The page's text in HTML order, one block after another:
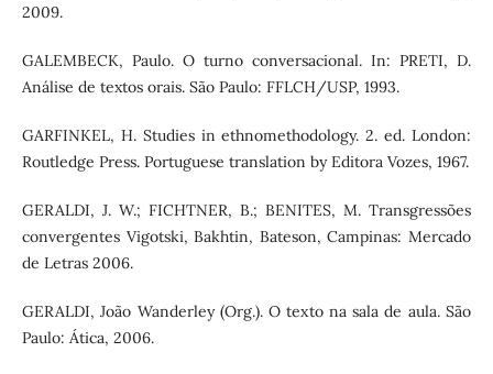
2009.
GALEMBECK, Paulo. O turno conversacional. In: PRETI, D.
Análise de textos orais. São Paulo: FFLCH/USP, 1993.
GARFINKEL, H. Studies in ethnomethodology. 2. ed. London:
Routledge Press. Portuguese translation by Editora Vozes, 1967.
GERALDI, J. W.; FICHTNER, B.; BENITES, M. Transgressões
convergentes Vigotski, Bakhtin, Bateson, Campinas: Mercado
de Letras 2006.
GERALDI, João Wanderley (Org.). O texto na sala de aula. São
Paulo: Ática, 2006.